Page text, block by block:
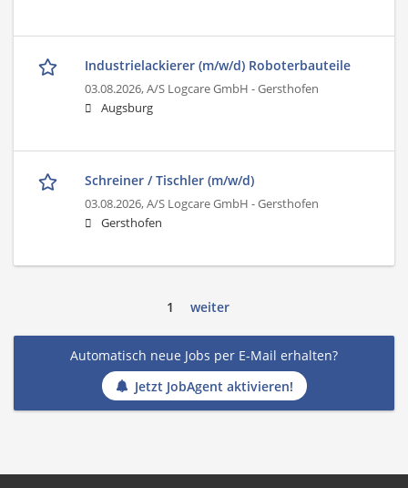
Industrielackierer (m/w/d) Roboterbauteile
03.08.2026,A/S Logcare GmbH - Gersthofen
Augsburg
Schreiner / Tischler (m/w/d)
03.08.2026,A/S Logcare GmbH - Gersthofen
Gersthofen
1 weiter
Automatisch neue Jobs per E-Mail erhalten?
Jetzt JobAgent aktivieren!